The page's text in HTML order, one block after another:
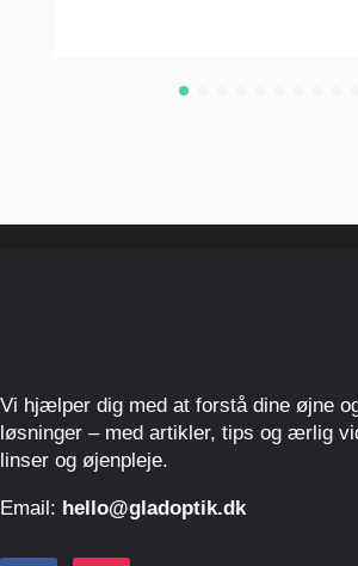
Vi hjælper dig med at forstå dine øjne
løsninger – med artikler, tips og ærlig
linser og øjenpleje.
Email: hello@gladoptik.dk